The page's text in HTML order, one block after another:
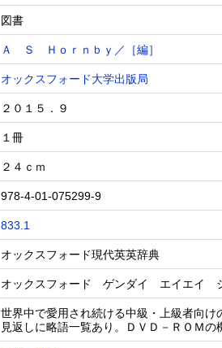
図書
Ａ Ｓ Ｈｏｒｎｂｙ／［編］
オックスフォード大学出版局
２０１５．９
１冊
２４ｃｍ
978-4-01-075299-9
833.1
オックスフォード現代英英辞典
オックスフォード ゲンダイ エイエイ
世界中で愛用され続ける中級・上級者向
見返しに略語一覧あり。ＤＶＤ－ＲＯＭ